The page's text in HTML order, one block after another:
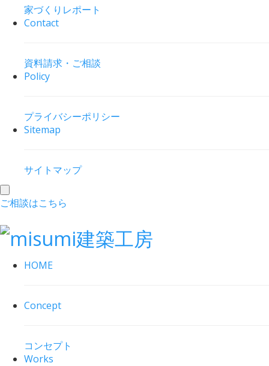
家づくりレポート
Contact
資料請求・ご相談
Policy
プライバシーポリシー
Sitemap
サイトマップ
toggle
navigation
ご相談はこちら
HOME
Concept
コンセプト
Works